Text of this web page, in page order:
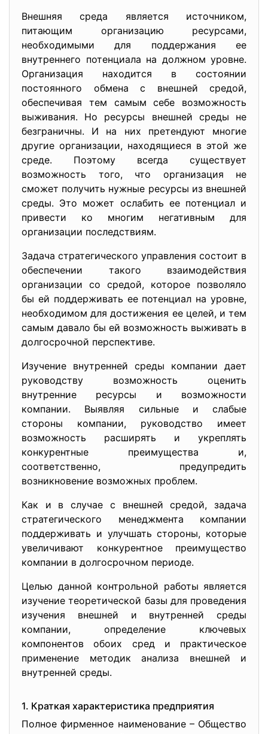
Внешняя среда является источником,
питающим организацию ресурсами,
необходимыми для поддержания ее
внутреннего потенциала на должном уровне.
Организация находится в состоянии
постоянного обмена с внешней средой,
обеспечивая тем самым себе возможность
выживания. Но ресурсы внешней среды не
безграничны. И на них претендуют многие
другие организации, находящиеся в этой же
среде. Поэтому всегда существует
возможность того, что организация не
сможет получить нужные ресурсы из внешней
среды. Это может ослабить ее потенциал и
привести ко многим негативным для
организации последствиям.
Задача стратегического управления состоит в
обеспечении такого взаимодействия
организации со средой, которое позволяло
бы ей поддерживать ее потенциал на уровне,
необходимом для достижения ее целей, и тем
самым давало бы ей возможность выживать в
долгосрочной перспективе.
Изучение внутренней среды компании дает
руководству возможность оценить
внутренние ресурсы и возможности
компании. Выявляя сильные и слабые
стороны компании, руководство имеет
возможность расширять и укреплять
конкурентные преимущества и,
соответственно, предупредить
возникновение возможных проблем.
Как и в случае с внешней средой, задача
стратегического менеджмента компании
поддерживать и улучшать стороны, которые
увеличивают конкурентное преимущество
компании в долгосрочном периоде.
Целью данной контрольной работы является
изучение теоретической базы для проведения
изучения внешней и внутренней среды
компании, определение ключевых
компонентов обоих сред и практическое
применение методик анализа внешней и
внутренней среды.
1. Краткая характеристика предприятия
Полное фирменное наименование – Общество